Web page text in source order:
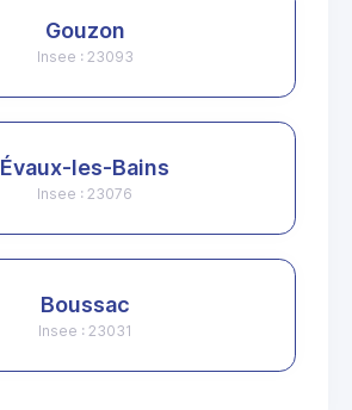
Gouzon
Insee : 23093
Évaux-les-Bains
Insee : 23076
Boussac
Insee : 23031